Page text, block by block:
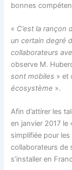
bonnes
« C’est la rançon
un certain degré
collaborateurs
observe M.
sont mobiles » et
écosystème ».
Afin d’attirer les
en janvier 2017 le
simplifiée pour
collaborateurs de
s’installer en